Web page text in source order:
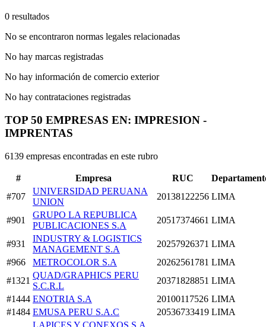
0 resultados
No se encontraron normas legales relacionadas
No hay marcas registradas
No hay información de comercio exterior
No hay contrataciones registradas
TOP 50 EMPRESAS EN: IMPRESION -
IMPRENTAS
6139 empresas encontradas en este rubro
# Empresa RUC
#707
UNIVERSIDAD PERUANA
UNION
20138122256 LIMA
#901
GRUPO LA REPUBLICA
PUBLICACIONES S.A
20517374661 LIMA
#931
INDUSTRY & LOGISTICS
MANAGEMENT S.A
20257926371 LIMA
#966
METROCOLOR S.A 20262561781 LIMA
#1321
QUAD/GRAPHICS PERU
S.C.R.L
20371828851 LIMA
#1444 ENOTRIA S.A 20100117526 LIMA
#1484 EMUSA PERU S.A.C 20536733419 LIMA
LAPICES Y CONEXOS S.A.